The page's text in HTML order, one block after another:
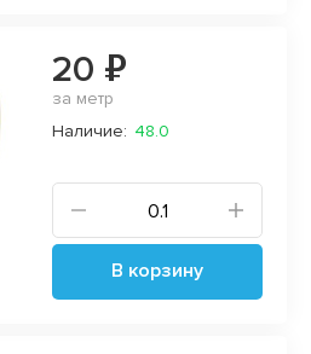
20 ₽
за метр
Наличие: 48.0
В корзину